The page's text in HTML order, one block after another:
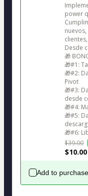
power
Desde
🎁
🎁#1:
🎁#2:
Pivot
🎁#3:
desde
🎁#4:
🎁#5:
🎁#6:
$39.00
$10.00
Add to purchase